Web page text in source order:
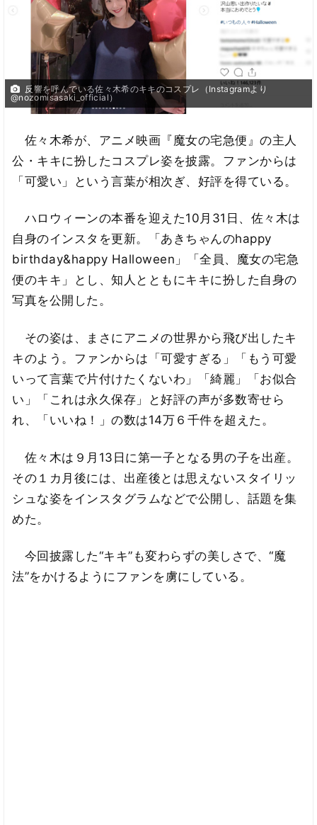
反響を呼んでいる佐々木希のキキのコスプレ（Instagramより
@nozomisasaki_official）
佐々木希が、アニメ映画『魔女の宅急便』の主人
公・キキに扮したコスプレ姿を披露。ファンからは
「可愛い」という言葉が相次ぎ、好評を得ている。
ハロウィーンの本番を迎えた10月31日、佐々木は
自身のインスタを更新。「あきちゃんのhappy
birthday&happy Halloween」「全員、魔女の宅急
便のキキ」とし、知人とともにキキに扮した自身の
写真を公開した。
その姿は、まさにアニメの世界から飛び出したキ
キのよう。ファンからは「可愛すぎる」「もう可愛
いって言葉で片付けたくないわ」「綺麗」「お似合
い」「これは永久保存」と好評の声が多数寄せら
れ、「いいね！」の数は14万６千件を超えた。
佐々木は９月13日に第一子となる男の子を出産。
その１カ月後には、出産後とは思えないスタイリッ
シュな姿をインスタグラムなどで公開し、話題を集
めた。
今回披露した“キキ”も変わらずの美しさで、“魔
法”をかけるようにファンを虜にしている。